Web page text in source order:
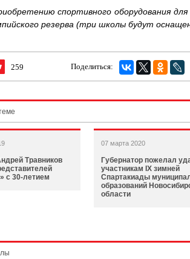
спортивного оборудования
резерва (три школы будут
259 Поделиться:
Травников
с 30-летием
07 марта 2020
Губернатор пожелал
участникам IX зимней
Спартакиады
образований
области